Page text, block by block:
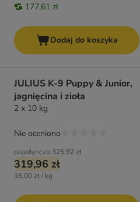
177,61 zł
Dodaj do koszyka
JULIUS K-9 Puppy & Junior,
jagnięcina i zioła
2 x 10 kg
pojedynczo 325,92 zł
319,96 zł
16,00 zł / kg
Nie oceniono